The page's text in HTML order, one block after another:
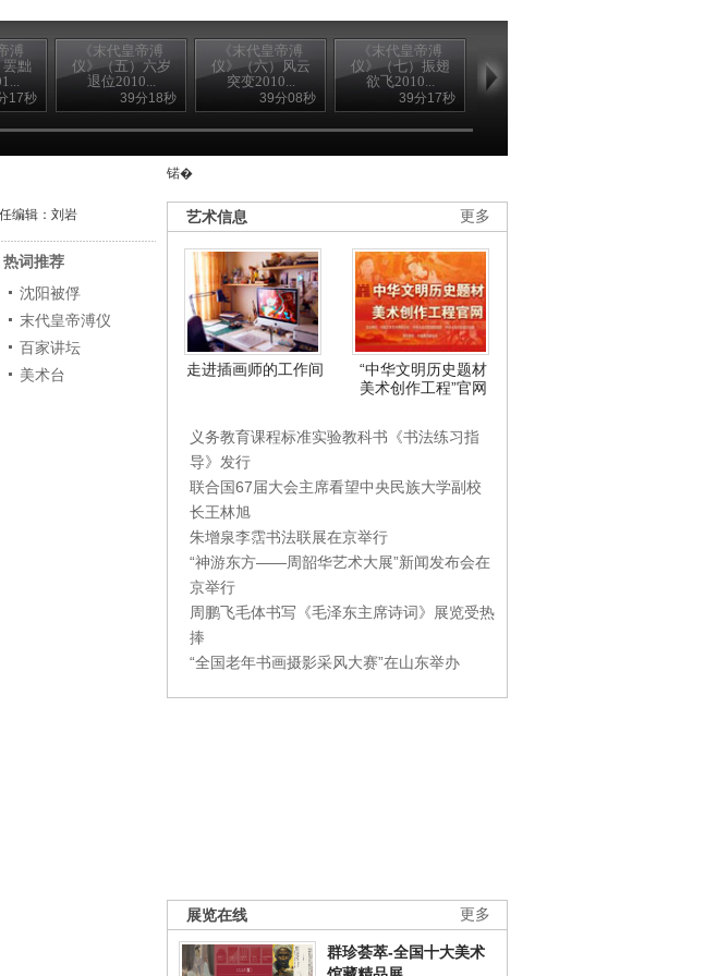
溥
黜
17秒
《末代皇帝溥
仪》（五）六岁
退位2010...
39分18秒
《末代皇帝溥
仪》（六）风云
突变2010...
39分08秒
《末代皇帝溥
仪》（七）振翅
欲飞2010...
39分17秒
仪》（八）少年
锘�
更多
艺术信息
走进插画师的工作间
“中华文明历史题材
美术创作工程”官网
义务教育课程标准实验教科书《书法练习指
导》发行
联合国67届大会主席看望中央民族大学副校
长王林旭
朱增泉李霑书法联展在京举行
“神游东方——周韶华艺术大展”新闻发布会在
京举行
周鹏飞毛体书写《毛泽东主席诗词》展览受热
捧
“全国老年书画摄影采风大赛”在山东举办
更多
展览在线
群珍荟萃-全国十大美术
编辑：刘岩
热词推荐
沈阳被俘
末代皇帝溥仪
百家讲坛
美术台